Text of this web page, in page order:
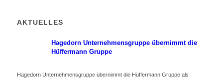
AKTUELLES
Hagedorn Unternehmensgruppe übernimmt die
Hüffermann Gruppe
Hagedorn Unternehmensgruppe übernimmt die Hüffermann Gruppe als